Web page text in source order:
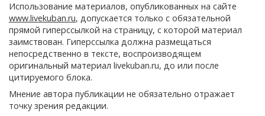
Использование материалов, опубликованных на сайте
www.livekuban.ru, допускается только с обязательной
прямой гиперссылкой на страницу, с которой материал
заимствован. Гиперссылка должна размещаться
непосредственно в тексте, воспроизводящем
оригинальный материал livekuban.ru, до или после
цитируемого блока.
Мнение автора публикации не обязательно отражает
точку зрения редакции.